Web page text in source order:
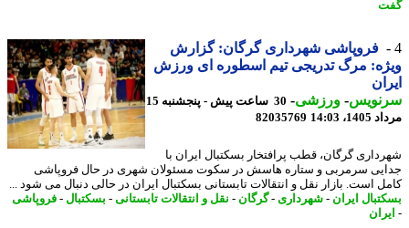
فروپاشی شهرداری گرگان: گزارش
مرگ تدریجی تیم اسطوره ای ورزش
-ورزشی-
30 ساعت پیش - پنجشنبه 15
14:03
82035769
گرگان، قطب پرافتخار بسکتبال ایران با
سرمربی و ستاره هاسش در سکوت مسئولان شهری در حال فروپاشی
است. بازار نقل و انتقالات تابستانی بسکتبال ایران در حالی دنبال می شود ...
ایران - شهرداری- گرگان -نقل و انتقالات تابستانی-بسکتبال-فروپاشی